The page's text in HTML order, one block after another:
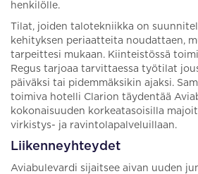
henkilölle.
Tilat, joiden talotekniikka on
kehityksen periaatteita noudattaen,
tarpeittesi mukaan. Kiinteistössä
Regus tarjoaa tarvittaessa työtilat
päiväksi tai pidemmäksikin ajaksi.
toimiva hotelli Clarion täydentää
kokonaisuuden korkeatasoisilla
virkistys- ja ravintolapalveluillaan.
Liikenneyhteydet
Aviabulevardi sijaitsee aivan uuden